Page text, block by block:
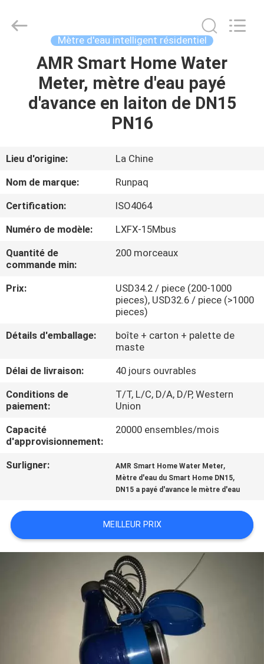
MAISON
PRODUITS
SUJET
DE
NOUS
VISITE
D'USINE
CONTRÔLE
QUALITÉ
CONTACTEZ-
NOUS
NOUVELLES
DEMANDEZ
CITATION
PLAN
Technology
Mètre d'eau intelligent résidentiel
AMR Smart Home Water
Meter, mètre d'eau payé
d'avance en laiton de DN15
PN16
Lieu d'origine:
La Chine
Nom de marque:
Runpaq
Certification:
ISO4064
Numéro de modèle:
LXFX-15Mbus
Quantité de
commande min:
200 morceaux
Prix:
USD34.2 / piece (200-1000
pieces), USD32.6 / piece (>1000
pieces)
Détails d'emballage:
boîte + carton + palette de
maste
Délai de livraison:
40 jours ouvrables
Conditions de
paiement:
T/T, L/C, D/A, D/P, Western
Union
Capacité
d'approvisionnement:
20000 ensembles/mois
Surligner: AMR Smart Home Water Meter,
Mètre d'eau du Smart Home DN15,
DN15 a payé d'avance le mètre d'eau
MEILLEUR PRIX